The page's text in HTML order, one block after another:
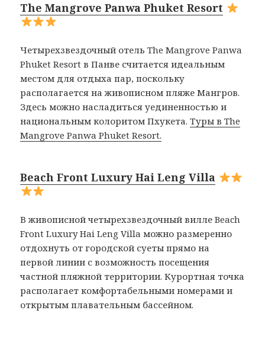
The Mangrove Panwa Phuket Resort
Четырехзвездочный отель The Mangrove Panwa
Phuket Resort в Панве считается идеальным
местом для отдыха пар, поскольку
располагается на живописном пляже Мангров.
Здесь можно насладиться уединенностью и
национальным колоритом Пхукета.Туры в The
Mangrove Panwa Phuket Resort.
Beach Front Luxury Hai Leng Villa
В живописной четырехзвездочный вилле Beach
Front Luxury Hai Leng Villa можно размеренно
отдохнуть от городской суеты прямо на
первой линии с возможность посещения
частной пляжной территории. Курортная точка
располагает комфортабельными номерами и
открытым плавательным бассейном.